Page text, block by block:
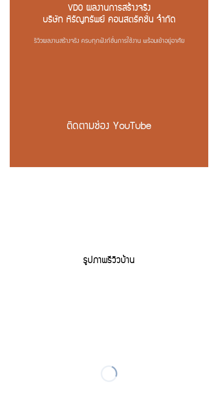
VDO ผลงานการสร้างจริง
บริษัท หิรัญทรัพย์ คอนสตรัคชั่น จำกัด
รีวิวผลงานสร้างจริง ครบทุกฟังก์ชั่นการใช้งาน พร้อมเข้าอยู่อาศัย
ติดตามช่อง YouTube
รูปภาพรีวิวบ้าน